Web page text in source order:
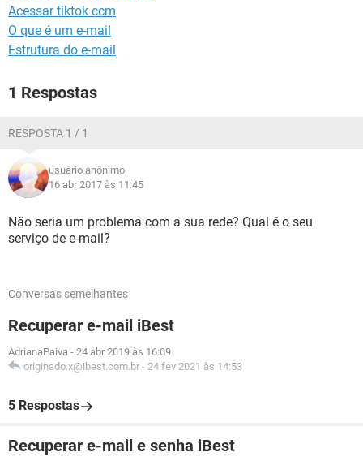
Acessar tiktok ccm
O que é um e-mail
Estrutura do e-mail
1 Respostas
RESPOSTA 1 / 1
usuário anônimo
16 abr 2017 às 11:45
Não seria um problema com a sua rede? Qual é o seu
serviço de e-mail?
Conversas semelhantes
Recuperar e-mail iBest
AdrianaPaiva - 24 abr 2019 às 16:09
originado.x@ibest.com.br - 24 fev 2021 às 14:53
5 Respostas
Recuperar e-mail e senha iBest